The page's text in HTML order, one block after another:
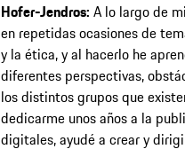
Hofer-Jendros: A lo largo de
en repetidas ocasiones de
y la ética, y al hacerlo he
diferentes perspectivas,
los distintos grupos que
dedicarme unos años a la
digitales, ayudé a crear y